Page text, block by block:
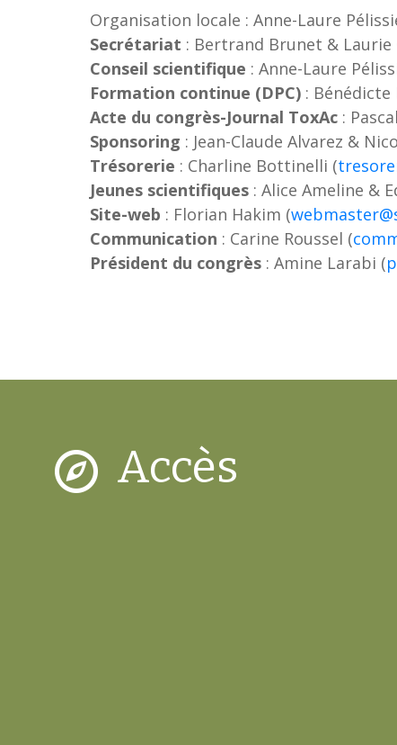
Organisation locale : Anne-Laure
Secrétariat : Bertrand Brunet & Laurie
Conseil scientifique : Anne-Laure
Formation continue (DPC) :
Acte du congrès-Journal ToxAc :
Sponsoring : Jean-Claude Alvarez &
Trésorerie : Charline Bottinelli (
Jeunes scientifiques : Alice Ameline &
Site-web : Florian Hakim (
Communication : Carine Roussel (
Président du congrès : Amine Larabi (
Accès